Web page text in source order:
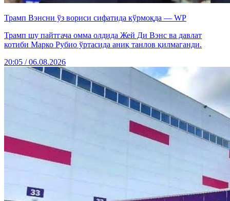
Трамп Вэнсни ўз вориси сифатида кўрмоқда — WP
Трамп шу пайтгача омма олдида Жей Ди Вэнс ва давлат
котиби Марко Рубио ўртасида аниқ танлов қилмаганди.
20:05 / 06.08.2026